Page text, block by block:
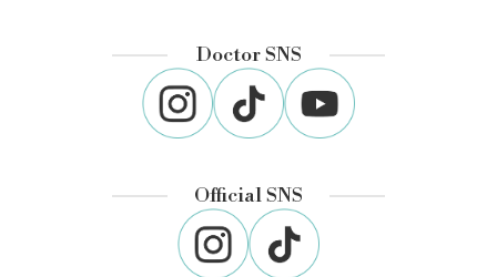
Doctor SNS
Official SNS